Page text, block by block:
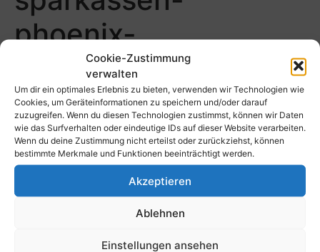
Cookie-Zustimmung
verwalten
Um dir ein optimales Erlebnis zu bieten, verwenden wir Technologien wie
Cookies, um Geräteinformationen zu speichern und/oder darauf
zuzugreifen. Wenn du diesen Technologien zustimmst, können wir Daten
wie das Surfverhalten oder eindeutige IDs auf dieser Website verarbeiten.
Wenn du deine Zustimmung nicht erteilst oder zurückziehst, können
bestimmte Merkmale und Funktionen beeinträchtigt werden.
Akzeptieren
Ablehnen
Einstellungen ansehen
phoenix-
halbmarathon-
dortmund-partner-
logo-sparkasse-
dortmund